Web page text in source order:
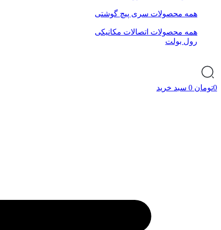
همه محصولات سری پیچ گوشتی
همه محصولات اتصالات مکانیکی
رول بولت
0تومان 0 سبد خرید